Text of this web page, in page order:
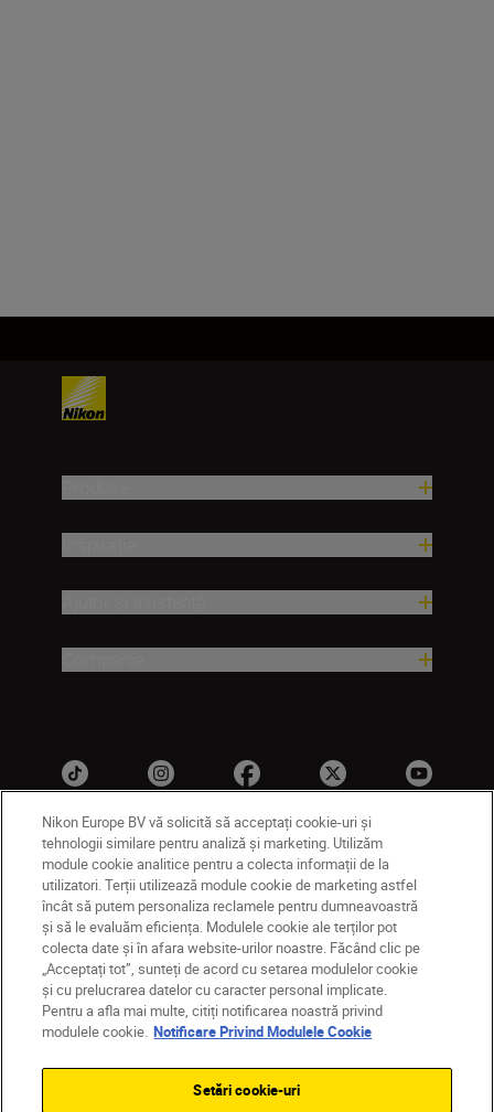
MD Nikon Sites
Contactaţi-ne
Politică de confidențialitate
Termeni de utilizare
Notificare privind modulele cookie
Setări cookie
© 2026 Nikon
Back to top
Nikon Europe BV vă solicită să acceptați cookie-uri și
tehnologii similare pentru analiză și marketing. Utilizăm
module cookie analitice pentru a colecta informații de la
utilizatori. Terții utilizează module cookie de marketing astfel
încât să putem personaliza reclamele pentru dumneavoastră
și să le evaluăm eficiența. Modulele cookie ale terților pot
colecta date și în afara website-urilor noastre. Făcând clic pe
„Acceptați tot”, sunteți de acord cu setarea modulelor cookie
și cu prelucrarea datelor cu caracter personal implicate.
Pentru a afla mai multe, citiți notificarea noastră privind
modulele cookie. Notificare Privind Modulele Cookie
Setări cookie-uri